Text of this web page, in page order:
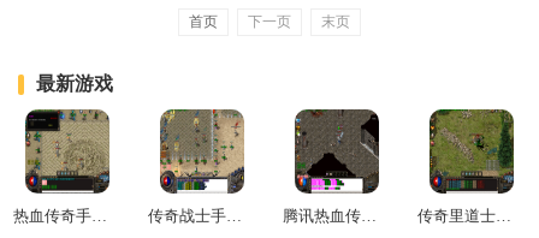
首页 下一页 末页
最新游戏
热血传奇手游平民攻略大全 传奇战士手法技巧 腾讯热血传奇怎么赚钱 传奇里道士召唤什么宝宝最强